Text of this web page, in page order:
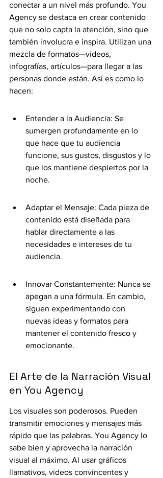
conectar a un nivel más profundo. You
Agency se destaca en crear contenido
que no solo capta la atención, sino que
también involucra e inspira. Utilizan una
mezcla de formatos—videos,
infografías, artículos—para llegar a las
personas donde están. Así es como lo
hacen:
Entender a la Audiencia: Se
sumergen profundamente en lo
que hace que tu audiencia
funcione, sus gustos, disgustos y lo
que los mantiene despiertos por la
noche.
Adaptar el Mensaje: Cada pieza de
contenido está diseñada para
hablar directamente a las
necesidades e intereses de tu
audiencia.
Innovar Constantemente: Nunca se
apegan a una fórmula. En cambio,
siguen experimentando con
nuevas ideas y formatos para
mantener el contenido fresco y
emocionante.
El Arte de la Narración Visual
en You Agency
Los visuales son poderosos. Pueden
transmitir emociones y mensajes más
rápido que las palabras. You Agency lo
sabe bien y aprovecha la narración
visual al máximo. Al usar gráficos
llamativos, videos convincentes y